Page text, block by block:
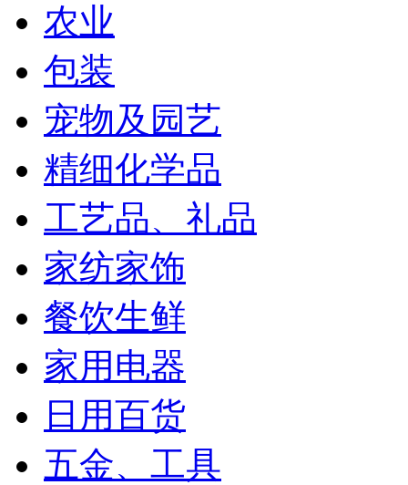
农业
包装
宠物及园艺
精细化学品
工艺品、礼品
家纺家饰
餐饮生鲜
家用电器
日用百货
五金、工具